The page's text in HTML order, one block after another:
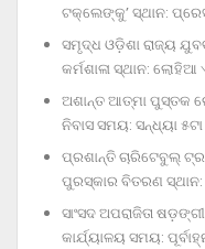
ଟକ୍‌ଲେଙ୍କୁ’ ସ୍ଥାନ:
ସମୃଦ୍ଧ ଓଡ଼ିଶା ରାଜ୍ୟ
କର୍ମଶାଳା ସ୍ଥାନ:
ଅଶାନ୍ତ ଆତ୍ମା ପୁସ୍ତକ
ନିବାସ ସମୟ: ସନ୍ଧ୍ୟା ୫ଟା
ପ୍ରଶାନ୍ତି ଚାରିଟେବୁଲ୍‌
ପୁରସ୍କାର ବିତରଣ
ସାଂସଦ ଅପରାଜିତା
କାର୍ଯ୍ୟାଳୟ ସମୟ: